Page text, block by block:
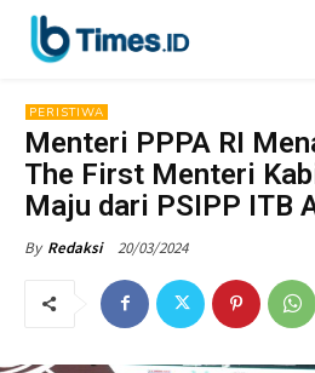
PERISTIWA
Menteri PPPA RI
The First Menteri
Maju dari PSIPP ITB
By Redaksi 20/03/2024